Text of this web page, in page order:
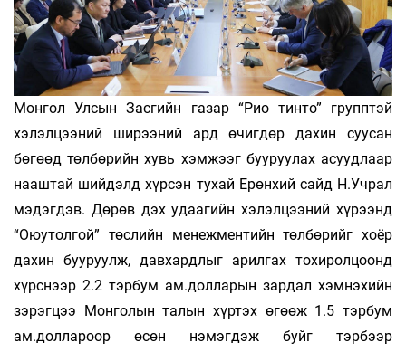
Монгол Улсын Засгийн газар “Рио тинто” групптэй
хэлэлцээний ширээний ард өчигдөр дахин суусан
бөгөөд төл­бөрийн хувь хэмжээг бууруулах асуудлаар
нааштай шийдэлд хүрсэн тухай Ерөнхий сайд Н.Учрал
мэдэгдэв. Дөрөв дэх удаагийн хэлэлцээний хүрээнд
“Оюутолгой” төслийн менежментийн төлбөрийг хоёр
дахин бууруулж, давхардлыг арилгах тохиролцоонд
хүрснээр 2.2 тэрбум ам.долларын зардал хэмнэхийн
зэрэгцээ Монголын талын хүртэх өгөөж 1.5 тэрбум
ам.доллароор өсөн нэмэгдэж буйг тэрбээр